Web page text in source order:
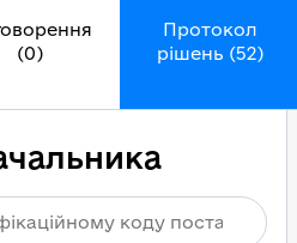
(0)
Протокол
рішень (52)